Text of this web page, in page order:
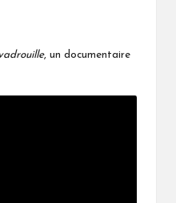
, un documentaire